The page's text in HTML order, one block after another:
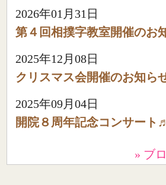
2026年01月31日
第４回相撲字教室開催のお
2025年12月08日
クリスマス会開催のお知ら
2025年09月04日
開院８周年記念コンサート
» ブ